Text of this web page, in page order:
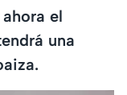
el
una